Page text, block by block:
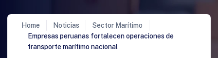
Home Noticias
Sector Marítimo
Empresas peruanas fortalecen operaciones de
transporte marítimo nacional